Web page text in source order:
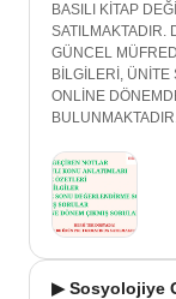
BASILI KİTAP
SATILMAKTADIR.
GÜNCEL
BİLGİLERİ,
ONLİNE
▶ Sosyolojiye